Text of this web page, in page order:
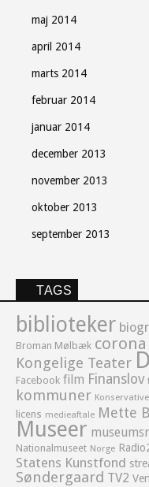
maj 2014
april 2014
marts 2014
februar 2014
januar 2014
december 2013
november 2013
oktober 2013
september 2013
TAGS
biblioteker
Broman Mølbæk corona
Kongelige Teater
Facebook film Finanslov
kommuner Konservative
licens medieaftale Mette
Museer
Nationalmuseet Norge
Statens Kunstfond
Søndergaard TV2